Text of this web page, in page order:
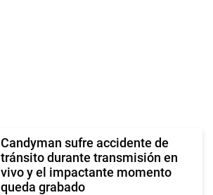
Candyman sufre accidente de
tránsito durante transmisión en
vivo y el impactante momento
queda grabado